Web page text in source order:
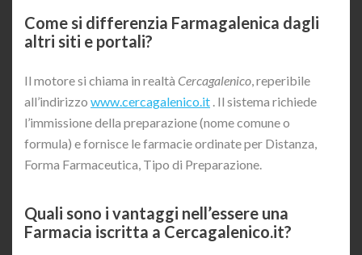
Come si differenzia Farmagalenica dagli
altri siti e portali?
Il motore si chiama in realtà Cercagalenico , reperibile
all’indirizzo www.cercagalenico.it . Il sistema richiede
l’immissione della preparazione (nome comune o
formula) e fornisce le farmacie ordinate per Distanza,
Forma Farmaceutica, Tipo di Preparazione.
Quali sono i vantaggi nell’essere una
Farmacia iscritta a Cercagalenico.it?